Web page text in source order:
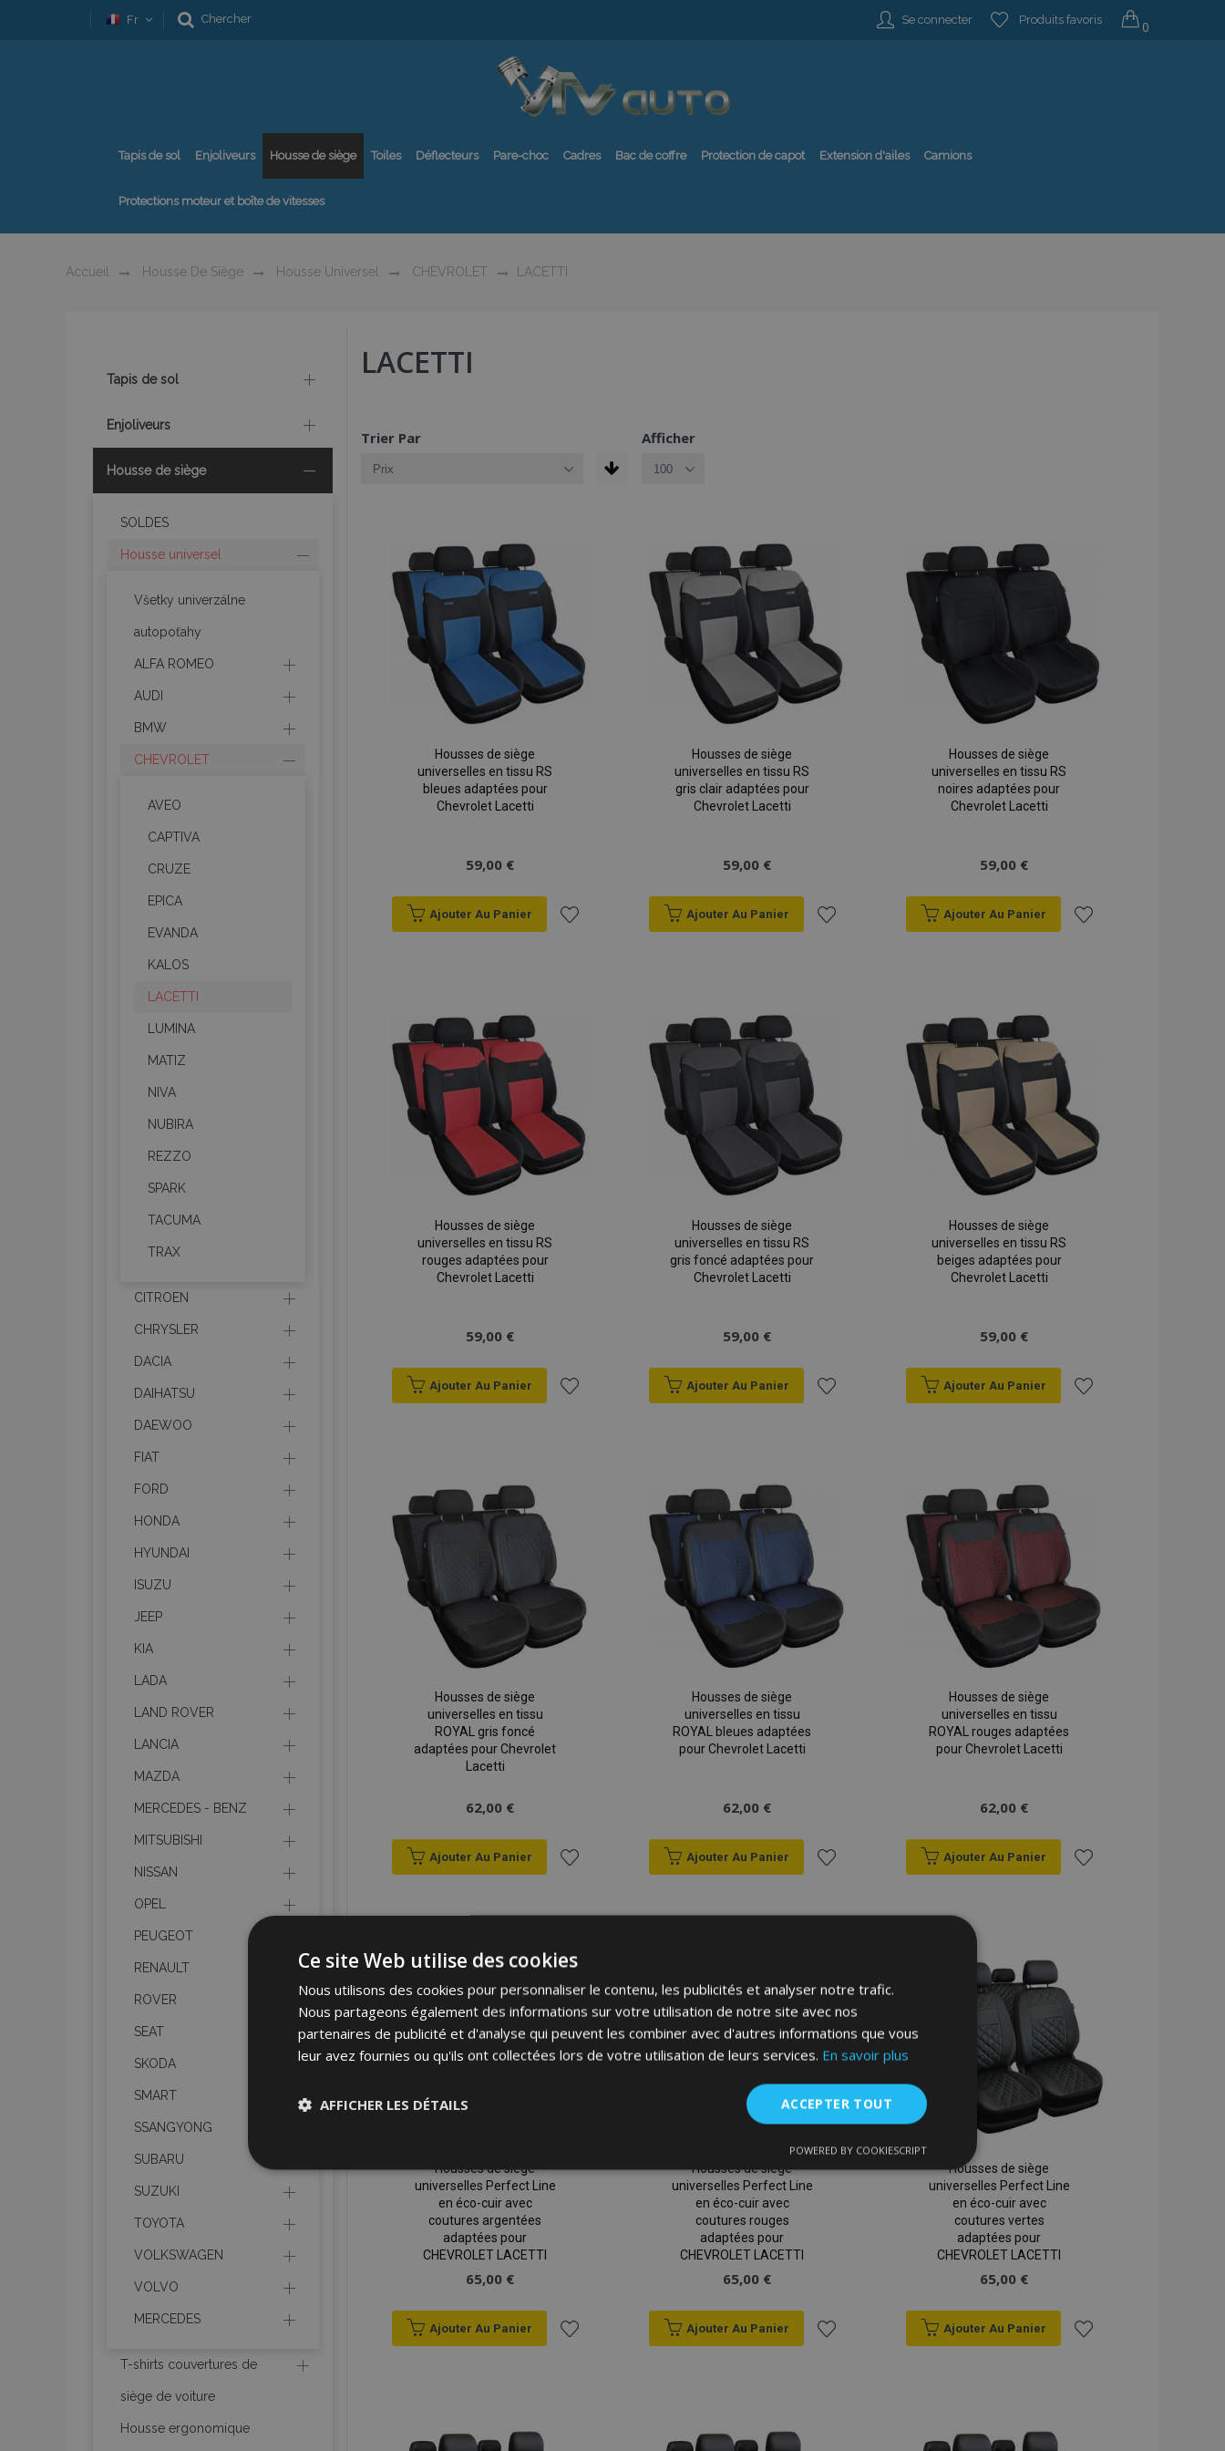
Fr Chercher Se connecter Produits favoris 0
Tapis de sol Enjoliveurs Housse de siège Toiles Déflecteurs Pare-choc Cadres Bac de coffre Protection de capot Extension d'ailes Camions
Protections moteur et boîte de vitesses
Accueil Housse De Siège Housse Universel CHEVROLET LACETTI
LACETTI
Trier Par Afficher
Housses de siège
universelles en tissu RS
bleues adaptées pour
Chevrolet Lacetti
59,00 €
Ajouter Au Panier
Housses de siège
universelles en tissu RS
gris clair adaptées pour
Chevrolet Lacetti
59,00 €
Ajouter Au Panier
Housses de siège
universelles en tissu RS
noires adaptées pour
Chevrolet Lacetti
59,00 €
Ajouter Au Panier
Housses de siège
universelles en tissu RS
rouges adaptées pour
Chevrolet Lacetti
59,00 €
Ajouter Au Panier
Housses de siège
universelles en tissu RS
gris foncé adaptées pour
Chevrolet Lacetti
59,00 €
Ajouter Au Panier
Housses de siège
universelles en tissu RS
beiges adaptées pour
Chevrolet Lacetti
59,00 €
Ajouter Au Panier
Housses de siège
universelles en tissu
ROYAL gris foncé
adaptées pour Chevrolet
Lacetti
62,00 €
Ajouter Au Panier
liste
d'achats
Housses de siège
universelles en tissu
ROYAL bleues adaptées
pour Chevrolet Lacetti
62,00 €
Ajouter Au Panier
d'achats
Housses de siège
universelles en tissu
ROYAL rouges adaptées
pour Chevrolet Lacetti
62,00 €
Ajouter Au Panier
d'achats
Housses de siège
universelles Perfect Line
en éco-cuir avec
coutures argentées
adaptées pour
CHEVROLET LACETTI
65,00 €
Ajouter Au Panier
Housses de siège
universelles Perfect Line
en éco-cuir avec
coutures rouges
adaptées pour
CHEVROLET LACETTI
65,00 €
Ajouter Au Panier
Housses de siège
universelles Perfect Line
en éco-cuir avec
coutures vertes
adaptées pour
CHEVROLET LACETTI
65,00 €
Ajouter Au Panier
Tapis de sol
Enjoliveurs
Housse de siège
SOLDES
Housse universel
Všetky univerzálne
autopoťahy
ALFA ROMEO
AUDI
BMW
CHEVROLET
AVEO
CAPTIVA
CRUZE
EPICA
EVANDA
KALOS
LACETTI
LUMINA
MATIZ
NIVA
NUBIRA
REZZO
SPARK
TACUMA
TRAX
CITROEN
CHRYSLER
DACIA
DAIHATSU
DAEWOO
FIAT
FORD
HONDA
HYUNDAI
ISUZU
JEEP
KIA
LADA
LAND ROVER
LANCIA
MAZDA
MERCEDES - BENZ
MITSUBISHI
NISSAN
OPEL
PEUGEOT
RENAULT
ROVER
SEAT
SKODA
SMART
SSANGYONG
SUBARU
SUZUKI
TOYOTA
VOLKSWAGEN
VOLVO
MERCEDES
T-shirts couvertures de
siège de voiture
Housse ergonomique
Ce site Web utilise des cookies
Nous utilisons des cookies pour personnaliser le contenu, les publicités et analyser notre trafic.
Nous partageons également des informations sur votre utilisation de notre site avec nos
partenaires de publicité et d'analyse qui peuvent les combiner avec d'autres informations que vous
leur avez fournies ou qu'ils ont collectées lors de votre utilisation de leurs services. En savoir plus
ACCEPTER TOUT
AFFICHER LES DÉTAILS
nécessaires
Fonctionnalité
Les cookies strictement nécessaires habilitent des fonctionnalités de base du site Web telles que la connexion des
utilisateurs et la gestion des comptes. Le site Web ne peut pas être utilisé correctement sans les cookies strictement
nécessaires.
Adobe Inc.
www.vtvauto.eu
La valeur de ce cookie déclenche le nettoyage
du stockage du cache local. Lorsque le cookie
POWERED BY COOKIESCRIPT